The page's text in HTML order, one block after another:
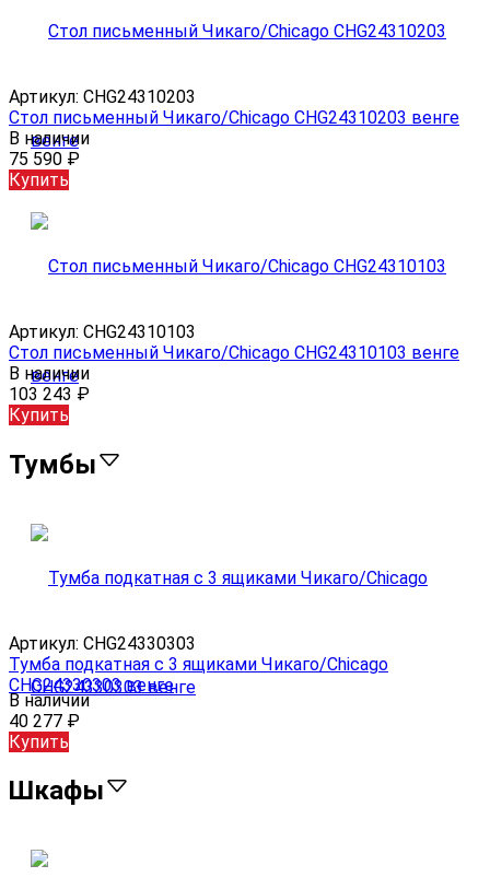
Артикул: CHG24310203
Стол письменный Чикаго/Chicago CHG24310203 венге
В наличии
75 590 ₽
Купить
Артикул: CHG24310103
Стол письменный Чикаго/Chicago CHG24310103 венге
В наличии
103 243 ₽
Купить
Тумбы
Артикул: CHG24330303
Тумба подкатная с 3 ящиками Чикаго/Chicago
CHG24330303 венге
В наличии
40 277 ₽
Купить
Шкафы